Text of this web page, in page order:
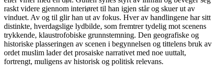
raskt videre gjennom interiøret til han igjen står og skuer ut av
vinduet. Av og til glir han ut av fokus. Hver av handlingene har sitt
distinkte, hverdagslige lydbilde, som fremtrer tydelig mot scenens
trykkende, klaustrofobiske grunnstemning. Den geografiske og
historiske plasseringen av scenen i begynnelsen og tittelens bruk av
ordet muslim lader det prosaiske narrativet med noe uuttalt,
fortrengt, muligens av historisk og politisk relevans.